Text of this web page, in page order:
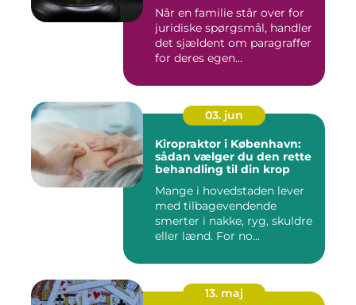
Når en familie står over for
juridiske spørgsmål, handler
det sjældent om paragraffer
for deres egen...
03. jun
Kiropraktor i København:
sådan vælger du den rette
behandling til din krop
Mange i hovedstaden lever
med tilbagevendende
smerter i nakke, ryg, skuldre
eller lænd. For no...
13. maj